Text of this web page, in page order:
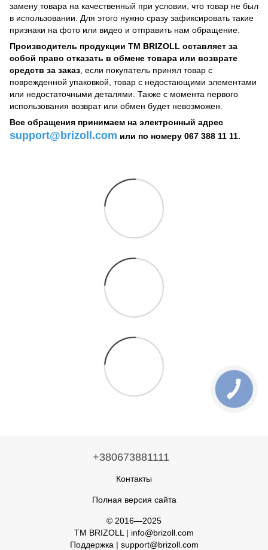
замену товара на качественный при условии, что товар не был
в использовании. Для этого нужно сразу зафиксировать такие
признаки на фото или видео и отправить нам обращение.
Производитель продукции ТМ BRIZOLL оставляет за
собой право отказать в обмене товара или возврате
средств за заказ, если покупатель принял товар с
поврежденной упаковкой, товар с недостающими элементами
или недостаточными деталями. Также с момента первого
использования возврат или обмен будет невозможен.
Все обращения принимаем на электронный адрес
support@brizoll.com или по номеру 067 388 11 11.
+380673881111
Контакты
Полная версия сайта
© 2016—2025
TM BRIZOLL | info@brizoll.com
Поддержка | support@brizoll.com